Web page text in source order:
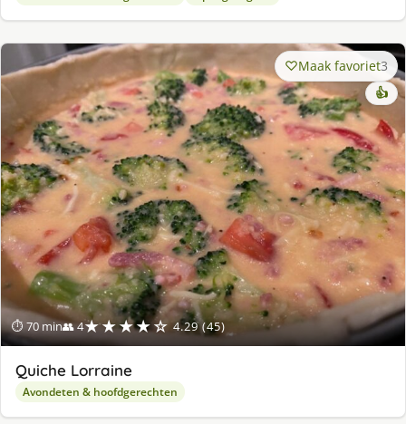
⏱ 70 min👥 4★★★★☆ 4.29 (45)
Maak favoriet3
👍
Quiche Lorraine
Avondeten & hoofdgerechten